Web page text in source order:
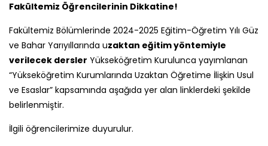
Fakültemiz Öğrencilerinin Dikkatine!
Fakültemiz Bölümlerinde 2024-2025 Eğitim-Öğretim Yılı Güz
ve Bahar Yarıyıllarında uzaktan eğitim yöntemiyle
verilecek dersler Yükseköğretim Kurulunca yayımlanan
“Yükseköğretim Kurumlarında Uzaktan Öğretime İlişkin Usul
ve Esaslar” kapsamında aşağıda yer alan linklerdeki şekilde
belirlenmiştir.
İlgili öğrencilerimize duyurulur.